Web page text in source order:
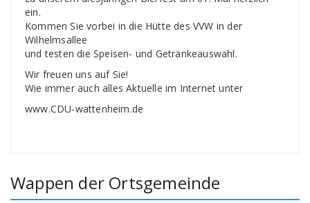
ein.
Kommen Sie vorbei in die Hütte des VVW in der
Wilhelmsallee
und testen die Speisen- und Getränkeauswahl.
Wir freuen uns auf Sie!
Wie immer auch alles Aktuelle im Internet unter
www.CDU-wattenheim.de
Wappen der Ortsgemeinde